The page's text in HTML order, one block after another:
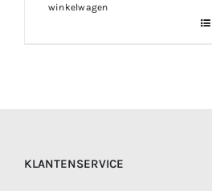
winkelwagen
KLANTENSERVICE